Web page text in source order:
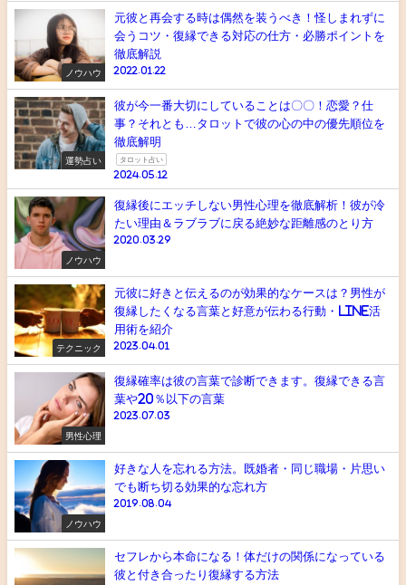
ノウハウ
元彼と再会する時は偶然を装うべき！怪しまれずに
会うコツ・復縁できる対応の仕方・必勝ポイントを
徹底解説
2022.01.22
運勢占い
彼が今一番大切にしていることは〇〇！恋愛？仕
事？それとも…タロットで彼の心の中の優先順位を
徹底解明
タロット占い
2024.05.12
ノウハウ
復縁後にエッチしない男性心理を徹底解析！彼が冷
たい理由＆ラブラブに戻る絶妙な距離感のとり方
2020.03.29
テクニック
元彼に好きと伝えるのが効果的なケースは？男性が
復縁したくなる言葉と好意が伝わる行動・line活
用術を紹介
2023.04.01
男性心理
復縁確率は彼の言葉で診断できます。復縁できる言
葉や20％以下の言葉
2023.07.03
ノウハウ
好きな人を忘れる方法。既婚者・同じ職場・片思い
でも断ち切る効果的な忘れ方
2019.08.04
セフレから本命になる！体だけの関係になっている
彼と付き合ったり復縁する方法